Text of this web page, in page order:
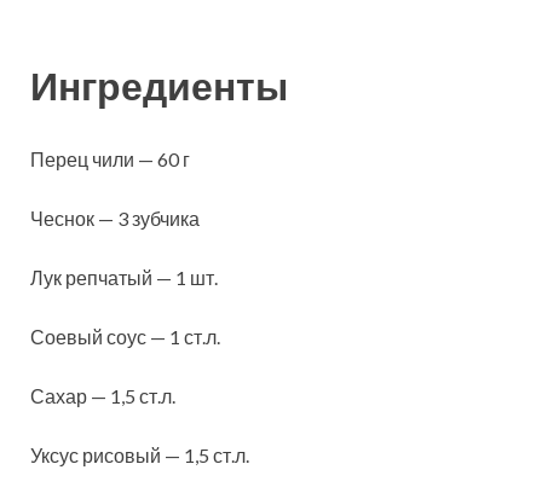
Ингредиенты
Перец чили — 60 г
Чеснок — 3 зубчика
Лук репчатый — 1 шт.
Соевый соус — 1 ст.л.
Сахар — 1,5 ст.л.
Уксус рисовый — 1,5 ст.л.